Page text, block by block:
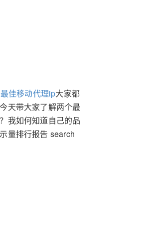
最佳移动代理ip大家都
天带大家了解两个最
我如何知道自己的品
量排行报告 search